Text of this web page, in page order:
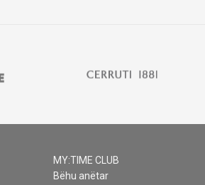
MY:TIME CLUB
Bëhu anëtar